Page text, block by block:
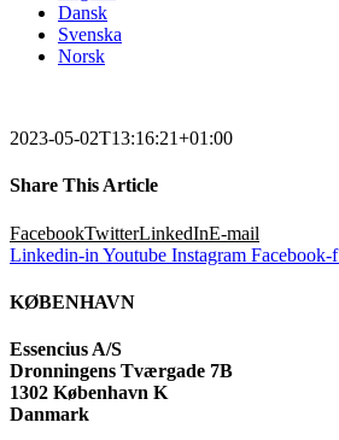
Dansk
Svenska
Norsk
2023-05-02T13:16:21+01:00
Share This Article
FacebookTwitterLinkedInE-mail
Linkedin-in Youtube Instagram Facebook-f
KØBENHAVN
Essencius A/S
Dronningens Tværgade 7B
1302 København K
Danmark